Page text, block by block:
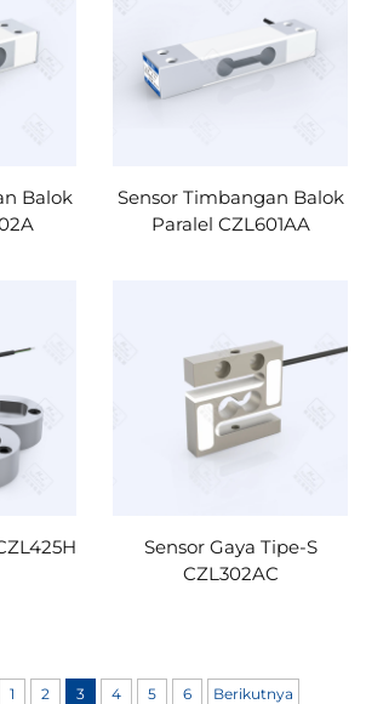
Balok
Sensor Timbangan Balok
Paralel CZL601AA
Sensor Gaya Tipe-S
CZL302AC
1 2 3 4 5 6 Berikutnya